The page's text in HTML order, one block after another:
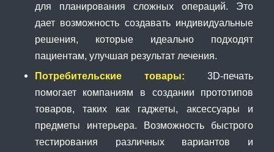
для планирования сложных операций. Это
дает возможность создавать индивидуальные
решения, которые идеально подходят
пациентам, улучшая результат лечения.
Потребительские товары: 3D-печать
помогает компаниям в создании прототипов
товаров, таких как гаджеты, аксессуары и
предметы интерьера. Возможность быстрого
тестирования различных вариантов и